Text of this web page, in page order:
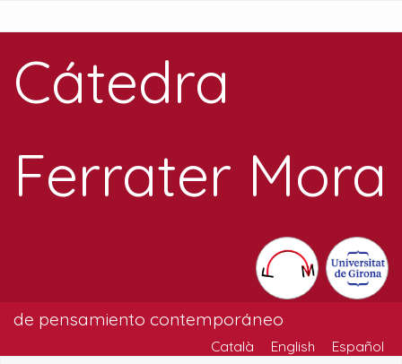
Cátedra
Ferrater Mora
de pensamiento contemporáneo
Català English Español